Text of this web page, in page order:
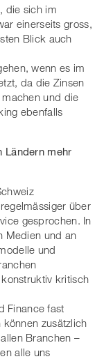
die sich im
einerseits gross,
Blick auch
wenn es im
da die Zinsen
und die
ebenfalls
Ländern mehr
über
gesprochen. In
Medien und an
und
kritisch
Finance fast
zusätzlich
Branchen –
alle uns